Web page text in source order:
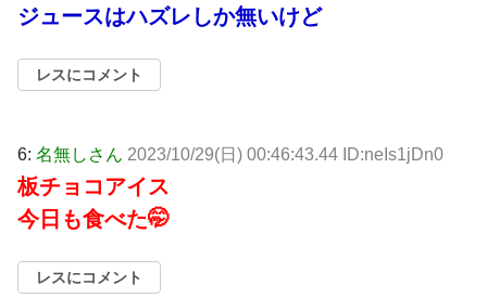
ジュースはハズレしか無いけど
レスにコメント
6: 名無しさん 2023/10/29(日) 00:46:43.44 ID:neIs1jDn0
板チョコアイス
今日も食べた🤭
レスにコメント